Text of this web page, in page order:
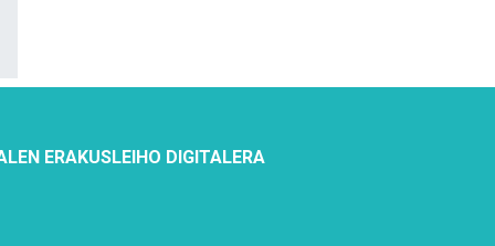
ERAKUSLEIHO DIGITALERA